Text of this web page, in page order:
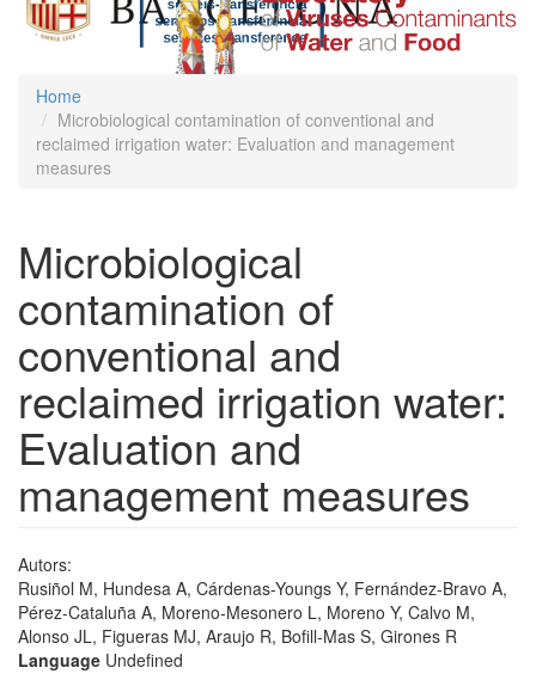
Home
Microbiological contamination of conventional and
reclaimed irrigation water: Evaluation and management
measures
Microbiological
contamination of
conventional and
reclaimed irrigation water:
Evaluation and
management measures
Autors:
Rusiñol M, Hundesa A, Cárdenas-Youngs Y, Fernández-Bravo A,
Pérez-Cataluña A, Moreno-Mesonero L, Moreno Y, Calvo M,
Alonso JL, Figueras MJ, Araujo R, Bofill-Mas S, Girones R
Language Undefined